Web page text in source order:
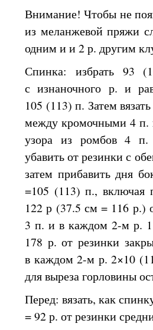
Внимание! Чтобы не
из меланжевойпряжи
одним и и2 р. другим
Спинка: избрать 93
с изнаночного р.и
105 (113) п. Затем
между кромочными 4 п.
узора из ромбов 4 п.
убавитьот резинки с
затем прибавить дня
=105 (113) п., включая
122 р (37.5 см = 116 р.)
3 п. и в каждом 2-м р.
178 р. от резинки
в каждом 2-м р. 2×10
для выреза горловины
Перед: вязать, как
=92 р. от резинки